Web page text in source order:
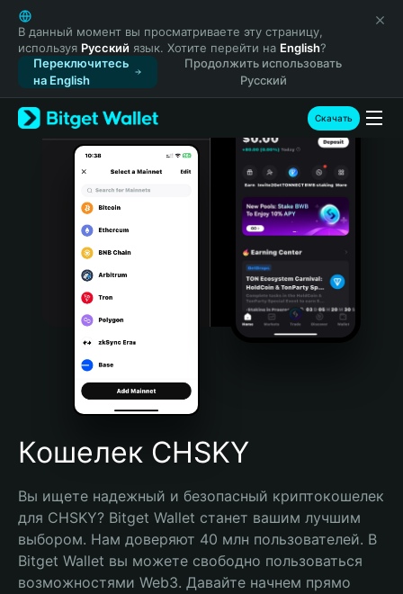
English
日本語
Tiếng Việt
Русский
Español (Latinoamérica)
Türkçe
Italiano
Português (Portugal)
Bahasa Indonesia
Português (Brasil)
Español (Argentina)
В данный момент вы просматриваете эту страницу,
используя Русский язык. Хотите перейти на English?
Переключитесь
на English
Продолжить использовать
Русский
Скачать
Кошелек CHSKY
Вы ищете надежный и безопасный криптокошелек
для CHSKY? Bitget Wallet станет вашим лучшим
выбором. Нам доверяют 40 млн пользователей. В
Bitget Wallet вы можете свободно пользоваться
возможностями Web3. Давайте начнем прямо